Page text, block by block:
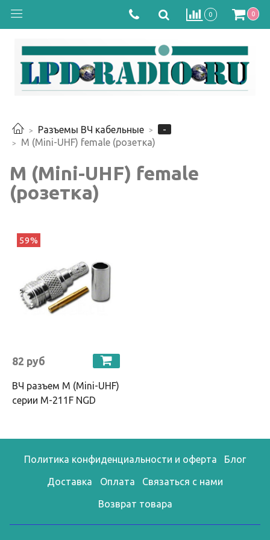
0 0
Разъемы ВЧ кабельные
-
M (Mini-UHF) female (розетка)
M (Mini-UHF) female
(розетка)
59%
82 руб
ВЧ разъем M (Mini-UHF)
серии M-211F NGD
Политика конфиденциальности и оферта Блог
Доставка Оплата Связаться с нами
Возврат товара